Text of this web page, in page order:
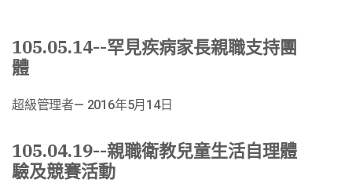
105.05.14--罕見疾病家長親職支持團
體
超級管理者 2016年5月14日
105.04.19--親職衛教兒童生活自理體
驗及競賽活動